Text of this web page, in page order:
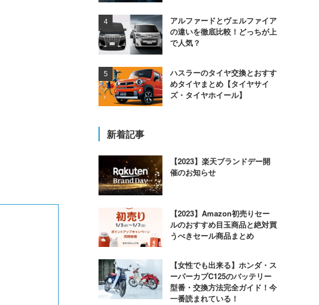
アルファードとヴェルファイア
の違いを徹底比較！どっちが上
で人気？
ハスラーのタイヤ交換とおすす
めタイヤまとめ【タイヤサイ
ズ・タイヤホイール】
新着記事
【2023】楽天ブランドデー開
催のお知らせ
【2023】Amazon初売りセー
ルのおすすめ目玉商品と絶対買
うべきセール商品まとめ
【女性でも出来る】ホンダ・ス
ーパーカブC125のバッテリー
型番・交換方法完全ガイド！今
一番読まれている！